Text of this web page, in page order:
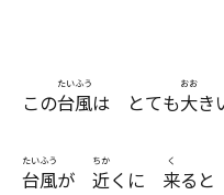
おお
この台風は とても大き
台風が 近くに 来ると